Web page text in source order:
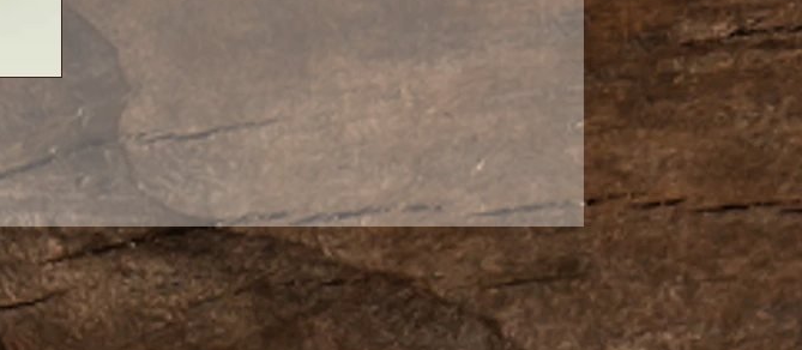
хорошо держит тепло. Гайвань из нефрита
идеальна для любого вида чая.
Гайвань из качественного лимонного
нефрита из уезда Сися (городской округ
Наньян провинции Хэнань).
Рисунок камня уникален, поэтому может
незначительно отличаться от экземпляра,
представленного на фотографии.